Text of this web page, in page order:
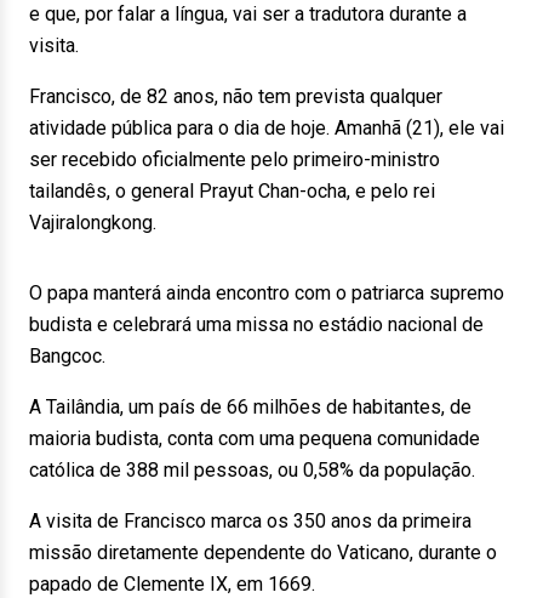
e que, por falar a língua, vai ser a tradutora durante a
visita.
Francisco, de 82 anos, não tem prevista qualquer
atividade pública para o dia de hoje. Amanhã (21), ele vai
ser recebido oficialmente pelo primeiro-ministro
tailandês, o general Prayut Chan-ocha, e pelo rei
Vajiralongkong.
O papa manterá ainda encontro com o patriarca supremo
budista e celebrará uma missa no estádio nacional de
Bangcoc.
A Tailândia, um país de 66 milhões de habitantes, de
maioria budista, conta com uma pequena comunidade
católica de 388 mil pessoas, ou 0,58% da população.
A visita de Francisco marca os 350 anos da primeira
missão diretamente dependente do Vaticano, durante o
papado de Clemente IX, em 1669.